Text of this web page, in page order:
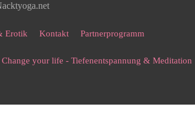
Erotik Kontakt Partnerprogramm
Change your life - Tiefenentspannung & Meditation